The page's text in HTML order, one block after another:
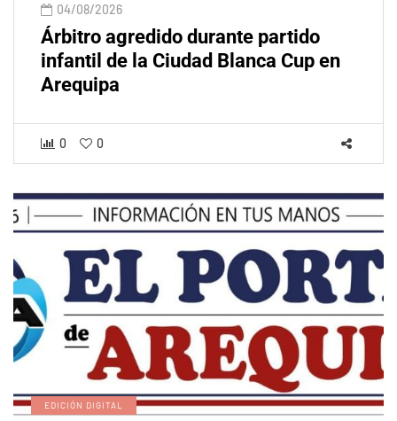
04/08/2026
Árbitro agredido durante partido
infantil de la Ciudad Blanca Cup en
Arequipa
0 0
EDICIÓN DIGITAL